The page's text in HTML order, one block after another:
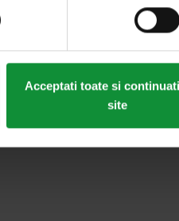
Acceptati toate si
site